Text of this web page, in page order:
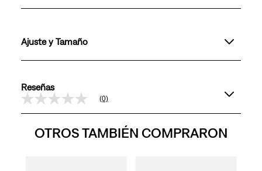
Ajuste y Tamaño
Reseñas
Sin
puntuación
(0)
OTROS TAMBIÉN COMPRARON